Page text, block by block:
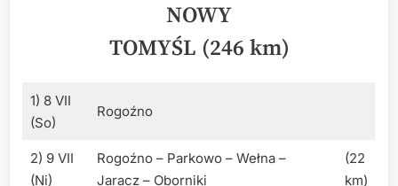
NOWY
TOMYŚL (246 km)
1) 8 VII
(So)
Rogoźno
2) 9 VII
(Ni)
Rogoźno – Parkowo – Wełna –
Jaracz – Oborniki
(22
km)